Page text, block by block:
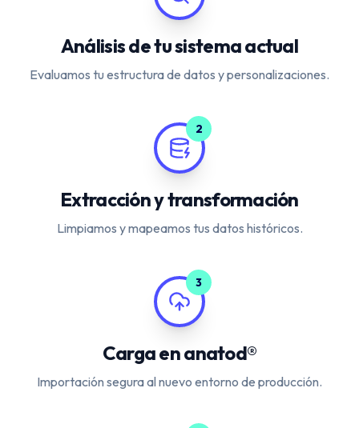
Análisis de tu sistema actual
Evaluamos tu estructura de datos y personalizaciones.
2
Extracción y transformación
Limpiamos y mapeamos tus datos históricos.
3
Carga en anatod®
Importación segura al nuevo entorno de producción.